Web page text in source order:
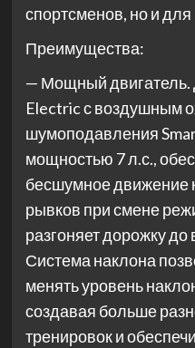
спортсменов, но и
Преимущества:
— Мощный двигатель.
Electric с воздушным
шумоподавления
мощностью 7 л.с.,
бесшумное движение
рывков при смене
разгоняет дорожку
Система наклона
менять уровень
создавая больше
тренировок и